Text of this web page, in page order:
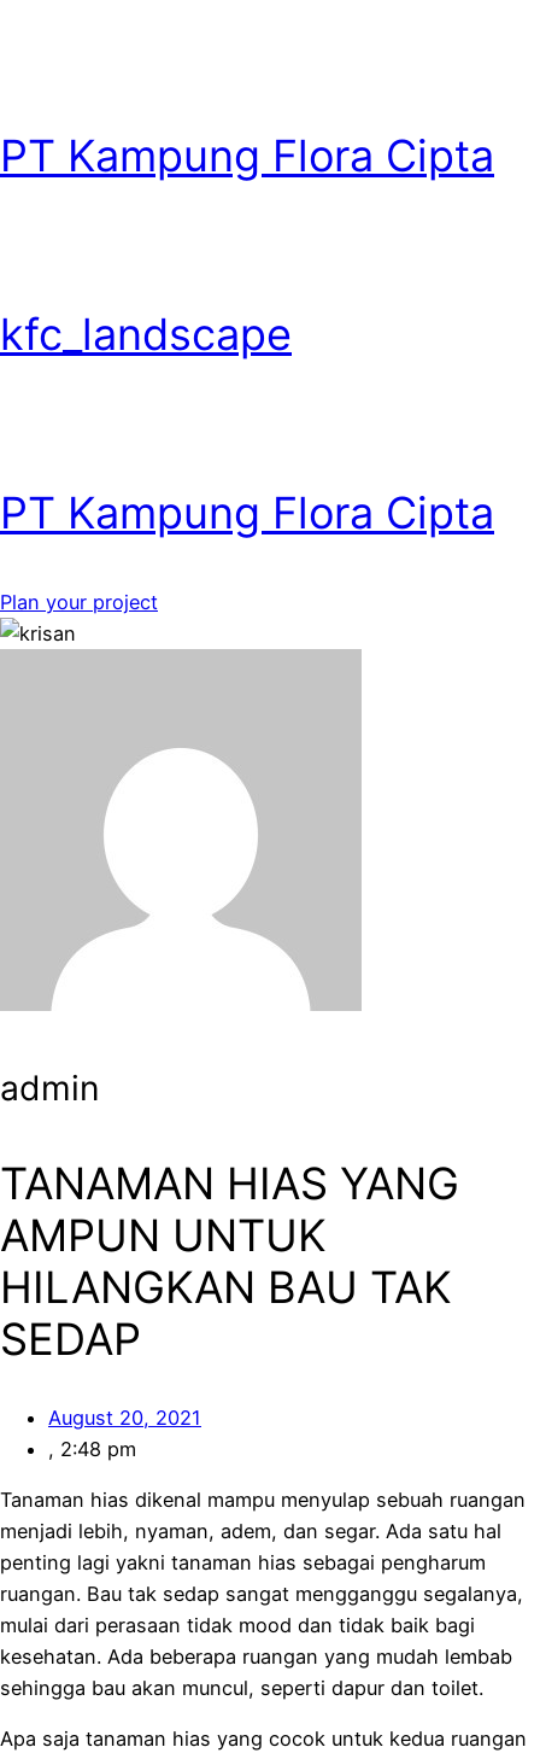
PT Kampung Flora Cipta
kfc_landscape
PT Kampung Flora Cipta
Plan your project
admin
TANAMAN HIAS YANG
AMPUN UNTUK
HILANGKAN BAU TAK
SEDAP
August 20, 2021
, 2:48 pm
Tanaman hias dikenal mampu menyulap sebuah ruangan
menjadi lebih, nyaman, adem, dan segar. Ada satu hal
penting lagi yakni tanaman hias sebagai pengharum
ruangan. Bau tak sedap sangat mengganggu segalanya,
mulai dari perasaan tidak mood dan tidak baik bagi
kesehatan. Ada beberapa ruangan yang mudah lembab
sehingga bau akan muncul, seperti dapur dan toilet.
Apa saja tanaman hias yang cocok untuk kedua ruangan